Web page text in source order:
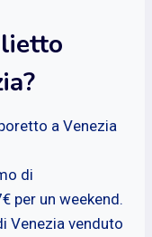
a Venezia
di
per un weekend.
Venezia venduto